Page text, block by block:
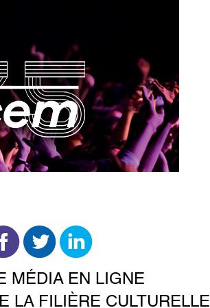
MÉDIA EN LIGNE
LA FILIÈRE CULTURELLE